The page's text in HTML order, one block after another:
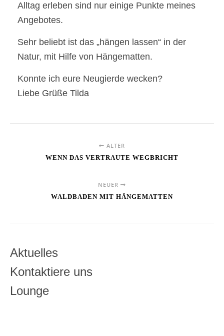
Alltag erleben sind nur einige Punkte meines
Angebotes.
Sehr beliebt ist das „hängen lassen“ in der
Natur, mit Hilfe von Hängematten.
Konnte ich eure Neugierde wecken?
Liebe Grüße Tilda
ÄLTER
WENN DAS VERTRAUTE WEGBRICHT
NEUER
WALDBADEN MIT HÄNGEMATTEN
Aktuelles
Kontaktiere uns
Lounge